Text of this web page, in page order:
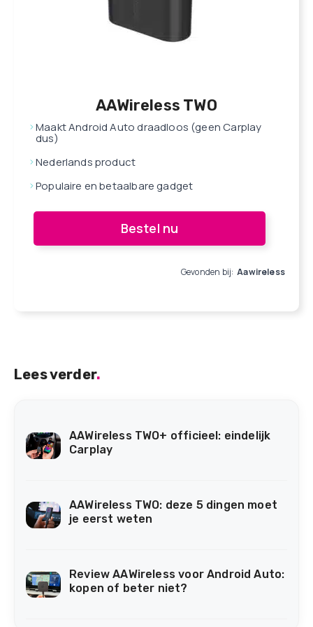
AAWireless TWO
Maakt Android Auto draadloos (geen Carplay
dus)
Nederlands product
Populaire en betaalbare gadget
Bestel nu
Gevonden bij: Aawireless
Lees verder.
AAWireless TWO+ officieel: eindelijk
Carplay
AAWireless TWO: deze 5 dingen moet
je eerst weten
Review AAWireless voor Android Auto:
kopen of beter niet?